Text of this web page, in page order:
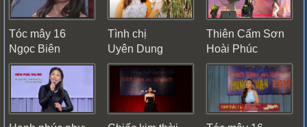
Tóc mây 16
Ngọc Biên
Tình chị
Uyên Dung
Thiên Cấm Sơn
Hoài Phúc